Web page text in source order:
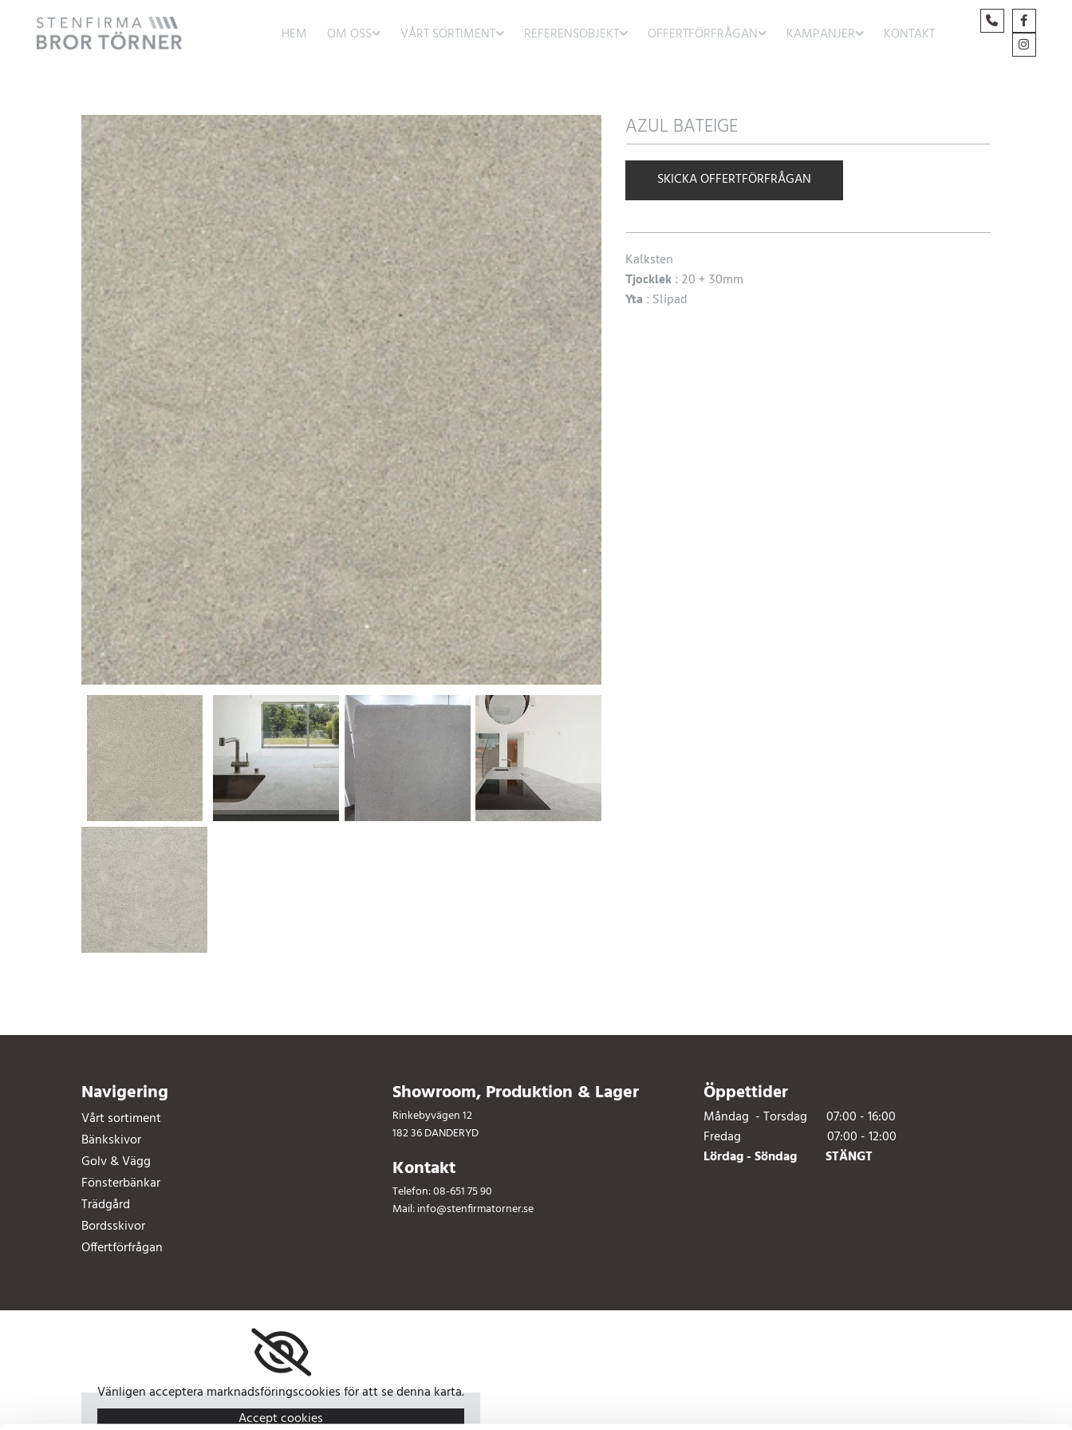
HEM OM OSS VÅRT SORTIMENT REFERENSOBJEKT OFFERTFÖRFRÅGAN KAMPANJER KONTAKT
AZUL BATEIGE
SKICKA OFFERTFÖRFRÅGAN
Kalksten
Tjocklek : 20 + 30mm
Yta : Slipad
Navigering
Vårt sortiment
Bänkskivor
Golv & Vägg
Fönsterbänkar
Trädgård
Bordsskivor
Offertförfrågan
Showroom, Produktion & Lager
Rinkebyvägen 12
182 36 DANDERYD
Kontakt
Telefon:08-651 75 90
Mail:info@stenfirmatorner.se
Öppettider
Måndag - Torsdag 07:00 - 16:00
Fredag 07:00 - 12:00
Lördag - Söndag STÄNGT
Vänligen acceptera marknadsföringscookies för att se denna karta.
Accept cookies